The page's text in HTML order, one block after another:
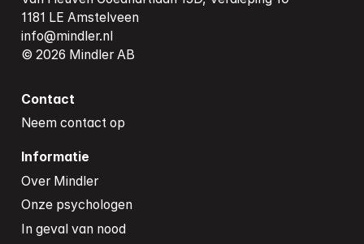
1181 LE Amstelveen
info@mindler.nl
Contact
Neem contact op
Informatie
Over Mindler
Onze psychologen
In geval van nood